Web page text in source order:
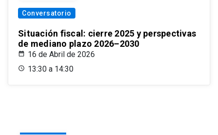
Conversatorio
Situación fiscal: cierre 2025 y perspectivas
de mediano plazo 2026–2030
16 de Abril de 2026
13:30 a 14:30